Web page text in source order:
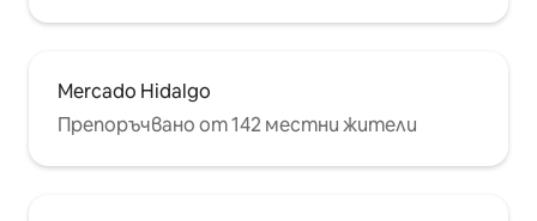
Mercado Hidalgo
Препоръчвано от 142 местни жители